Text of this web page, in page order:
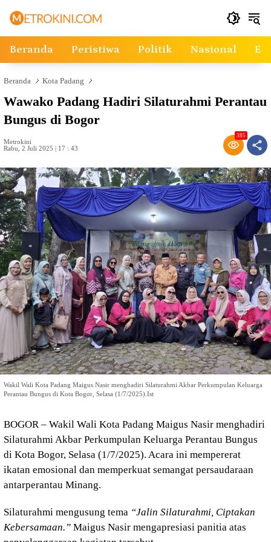
Beranda Peristiwa Politik Nasional
Beranda Kota Padang
Wawako Padang Hadiri Silaturahmi Perantau
Bungus di Bogor
Metrokini
Rabu, 2 Juli 2025 | 17 : 43
385
Wakil Wali Kota Padang Maigus Nasir menghadiri Silaturahmi Akbar Perkumpulan Keluarga
Perantau Bungus di Kota Bogor, Selasa (1/7/2025).Ist
BOGOR – Wakil Wali Kota Padang Maigus Nasir menghadiri
Silaturahmi Akbar Perkumpulan Keluarga Perantau Bungus
di Kota Bogor, Selasa (1/7/2025). Acara ini mempererat
ikatan emosional dan memperkuat semangat persaudaraan
antarperantau Minang.
Silaturahmi mengusung tema “Jalin Silaturahmi, Ciptakan
Kebersamaan.” Maigus Nasir mengapresiasi panitia atas